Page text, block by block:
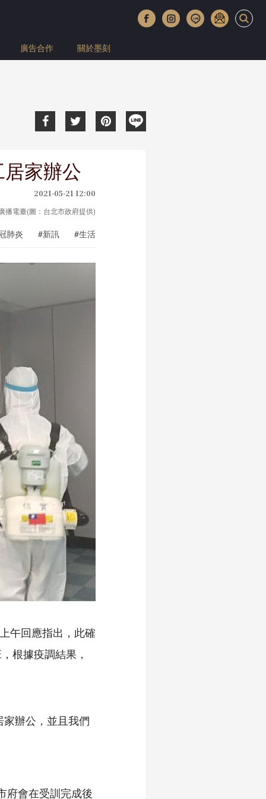
廣告合作 關於墨刻
家辦公
2021-05-21 12:00
播電臺(圖：台北市政府提供)
肺炎 #新訊 #生活
午回應指出，此確
根據疫調結果，
辦公，並且我們
府會在受訓完成後